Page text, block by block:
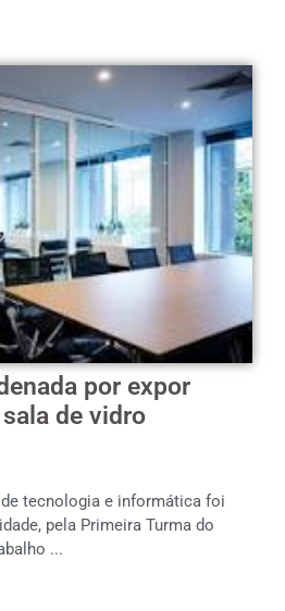
por expor
de vidro
tecnologia e informática foi
pela Primeira Turma do
...